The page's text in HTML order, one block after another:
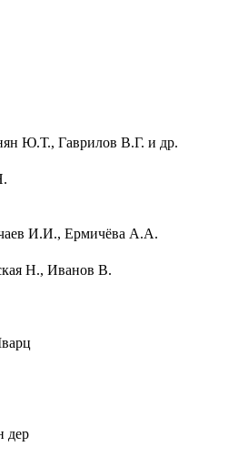
Ю.Т., Гаврилов В.Г. и др.
И.И., Ермичёва А.А.
Н., Иванов В.
дер